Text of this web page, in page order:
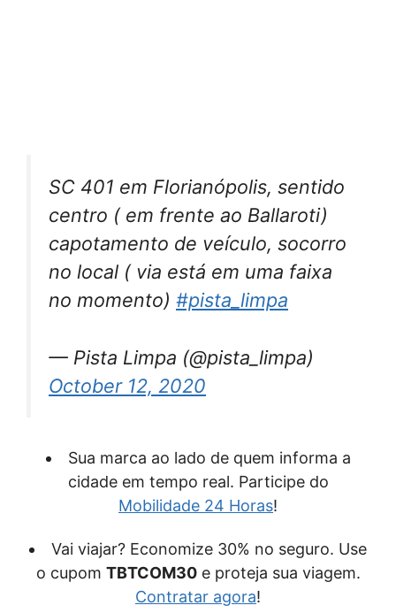
SC 401 em Florianópolis, sentido
centro ( em frente ao Ballaroti)
capotamento de veículo, socorro
no local ( via está em uma faixa
no momento) #pista_limpa
— Pista Limpa (@pista_limpa)
October 12, 2020
Sua marca ao lado de quem informa a
cidade em tempo real. Participe do
Mobilidade 24 Horas!
Vai viajar? Economize 30% no seguro. Use
o cupom TBTCOM30e proteja sua viagem.
Contratar agora!